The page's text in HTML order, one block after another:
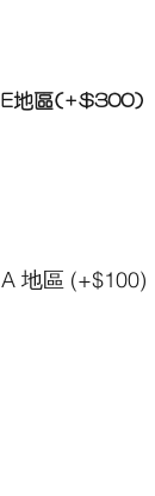
E地區(+$300)
A 地區 (+$100)